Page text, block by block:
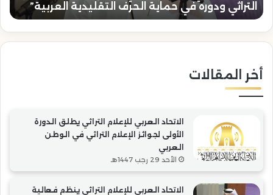
في
حماية
الحرف
التقليدية
التراثي ودوره في حماية الحرف التقليدية العربية”
أخر المقالات
الاتحاد العربي للإعلام التراثي يطلق الدورة
الأولى لجوائز الإعلام التراثي في الوطن
العربي
الأحد 29 رجب 1447هـ
الاتحاد العربي للإعلام التراثي ينظم فعالية